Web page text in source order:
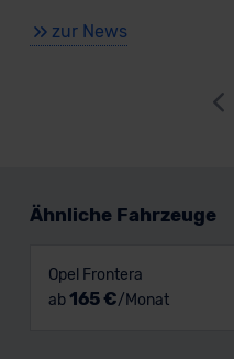
zur News
Ähnliche Fahrzeuge
Opel Frontera
ab165 €/Monat